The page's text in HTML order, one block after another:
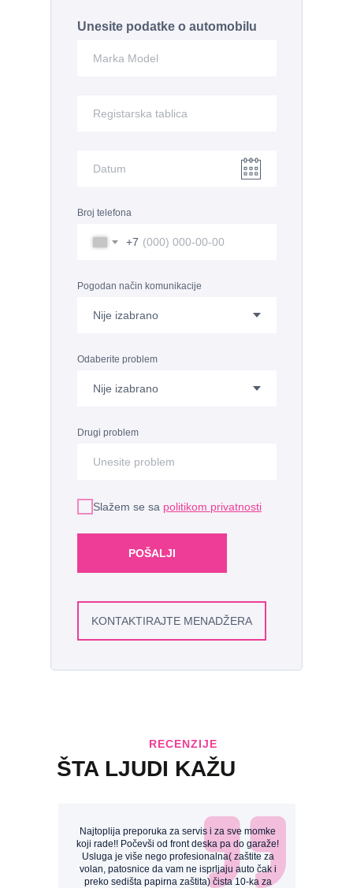
Unesite podatke o automobilu
Broj telefona
+7
Pogodan način komunikacije
Odaberite problem
Drugi problem
Slažem se sa politikom privatnosti
POŠALJI
KONTAKTIRAJTE MENADŽERA
Najtoplija preporuka za servis i za sve momke
koji rade!! Počevši od front deska pa do garaže!
Usluga je više nego profesionalna( zaštite za
volan, patosnice da vam ne isprljaju auto čak i
preko sedišta papirna zaštita) čista 10-ka za
RECENZIJE
ŠTA LJUDI KAŽU